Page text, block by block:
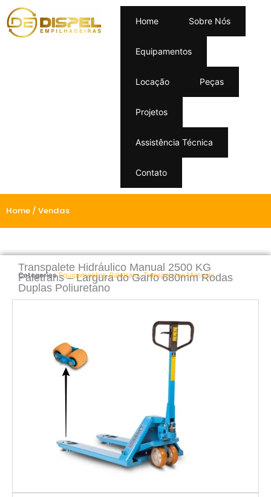
Home Sobre Nós
Equipamentos
Locação Peças
Projetos
Assistência Técnica
Contato
Home / Vendas
Transpalete Hidráulico Manual 2500 KG
Paletrans – Largura do Garfo 680mm Rodas
Duplas Poliuretano
Categories Equipamentos,Paletrans,Transpaletes Manuais